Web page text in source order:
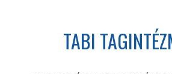
TABI